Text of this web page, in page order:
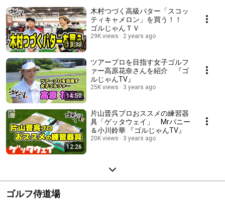
13:30
木村つづく高級パター「スコッ
ティキャメロン」を買う！！
ゴルじゃんＴＶ
29K views 2 years ago
14:50
ツアープロを目指す女子ゴルフ
ァー高原花奈さんを紹介 『ゴ
ルじゃんTV』
25K views 3 years ago
12:26
片山晋呉プロおススメの練習器
具「ゲッタウェイ」 Mrバニー
＆小川鈴華 『ゴルじゃんTV』
20K views 3 years ago
ゴルフ侍道場